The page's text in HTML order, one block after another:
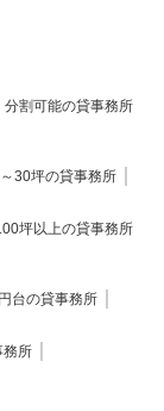
分割可能の貸事務所
30坪の貸事務所
坪以上の貸事務所
台の貸事務所
務所